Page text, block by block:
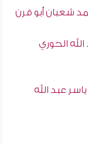
شعبان أبو قرن
الحوري
عبد الله